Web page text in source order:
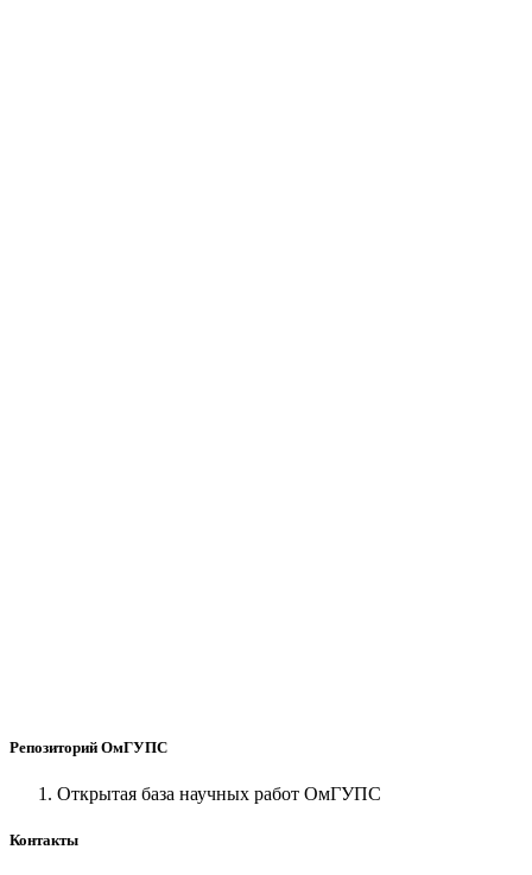
Репозиторий ОмГУПС
Открытая база научных работ ОмГУПС
Контакты